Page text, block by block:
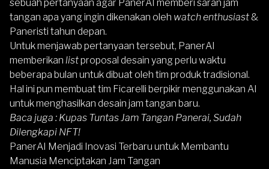
sebuah pertanyaan agar PanerAI memberi saran jam
tangan apa yang ingin dikenakan oleh watch enthusiast &
Paneristi tahun depan.
Untuk menjawab pertanyaan tersebut, PanerAI
memberikan listproposal desain yang perlu waktu
beberapa bulan untuk dibuat oleh tim produk tradisional.
Hal ini pun membuat tim Ficarelli berpikir menggunakan AI
untuk menghasilkan desain jam tangan baru.
Baca juga : Kupas Tuntas Jam Tangan Panerai, Sudah
Dilengkapi NFT!
PanerAI Menjadi Inovasi Terbaru untuk Membantu
Manusia Menciptakan Jam Tangan